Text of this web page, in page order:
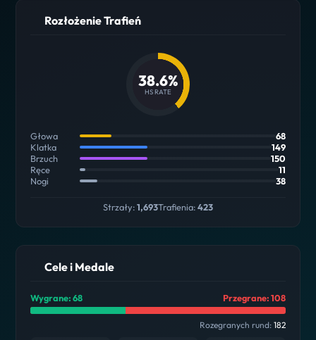
Rozłożenie Trafień
38.6%
HS RATE
Głowa
68
Klatka
149
Brzuch
150
Ręce
11
Nogi
38
Strzały:1,693Trafienia:423
Cele i Medale
Wygrane: 68 Przegrane: 108
Rozegranych rund: 182